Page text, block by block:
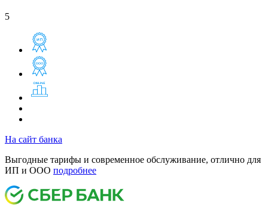
5
На сайт банка
Выгодные тарифы и современное обслуживание, отлично для
ИП и ООО подробнее